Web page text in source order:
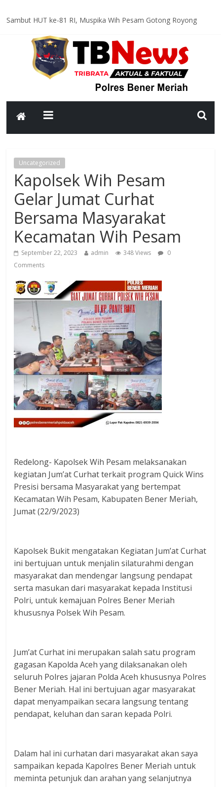
Sambut HUT ke-81 RI, Muspika Wih Pesam Gotong Royong
Optimal dan Humanis, Ditsamapta Polda Aceh Supervisi
Kesiapsiagaan Dalmas Polres Bener Meriah
Polsek Bandar Gelar Patroli Rutin, Sampaikan Pesan Kamtibmas
kepada Warga
Polsek Pintu Rime Gayo Pantau Kondisi Warga di Hunian
Pesan Kamtibmas
Uncategorized
Kapolsek Wih Pesam
Gelar Jumat Curhat
Bersama Masyarakat
Kecamatan Wih Pesam
September 22, 2023 admin 348 Views
0
Comments
Redelong- Kapolsek Wih Pesam melaksanakan
kegiatan Jum’at Curhat terkait program Quick Wins
Presisi bersama Masyarakat yang bertempat
Kecamatan Wih Pesam, Kabupaten Bener Meriah,
Jumat (22/9/2023)
Kapolsek Bukit mengatakan Kegiatan Jum’at Curhat
ini bertujuan untuk menjalin silaturahmi dengan
masyarakat dan mendengar langsung pendapat
serta masukan dari masyarakat kepada Institusi
Polri, untuk kemajuan Polres Bener Meriah
khususnya Polsek Wih Pesam.
Jum’at Curhat ini merupakan salah satu program
gagasan Kapolda Aceh yang dilaksanakan oleh
seluruh Polres jajaran Polda Aceh khususnya Polres
Bener Meriah. Hal ini bertujuan agar masyarakat
dapat menyampaikan secara langsung tentang
pendapat, keluhan dan saran kepada Polri.
Dalam hal ini curhatan dari masyarakat akan saya
sampaikan kepada Kapolres Bener Meriah untuk
meminta petunjuk dan arahan yang selanjutnya